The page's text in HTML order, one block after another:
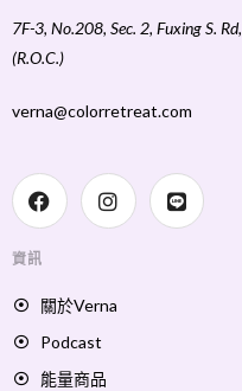
7F-3, No.208, Sec. 2, Fuxing S.
(R.O.C.)
verna@colorretreat.com
資訊
關於Verna
Podcast
能量商品